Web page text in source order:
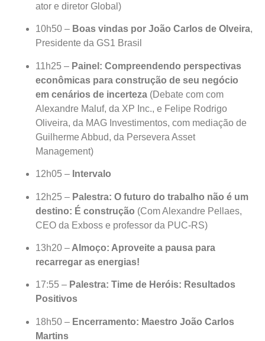
ator e diretor Global)
10h50 – Boas vindas por João Carlos de Olveira,
Presidente da GS1 Brasil
11h25 – Painel: Compreendendo perspectivas
econômicas para construção de seu negócio
em cenários de incerteza (Debate com com
Alexandre Maluf, da XP Inc., e Felipe Rodrigo
Oliveira, da MAG Investimentos, com mediação de
Guilherme Abbud, da Persevera Asset
Management)
12h05 – Intervalo
12h25 – Palestra: O futuro do trabalho não é um
destino: É construção (Com Alexandre Pellaes,
CEO da Exboss e professor da PUC-RS)
13h20 – Almoço: Aproveite a pausa para
recarregar as energias!
17:55 – Palestra: Time de Heróis: Resultados
Positivos
18h50 – Encerramento: Maestro João Carlos
Martins